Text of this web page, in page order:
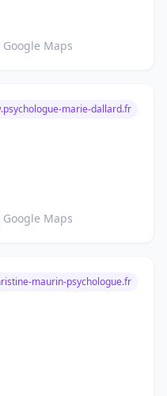
Google Maps
marie-dallard.fr
Google Maps
maurin-psychologue.fr